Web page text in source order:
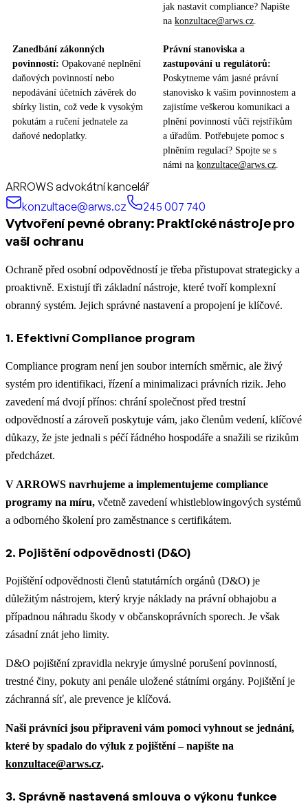
jak nastavit compliance? Napište
na konzultace@arws.cz
Zanedbání zákonných
povinností: Opakované neplnění
daňových povinností nebo
nepodávání účetních závěrek do
sbírky listin, což vede k vysokým
pokutám a ručení jednatele za
daňové nedoplatky.
Právní stanoviska a
zastupování u regulátorů:
Poskytneme vám jasné právní
stanovisko k vašim povinnostem a
zajistíme veškerou komunikaci a
plnění povinností vůči rejstříkům
a úřadům. Potřebujete pomoc s
plněním regulací? Spojte se s
námi na konzultace@arws.cz
ARROWS advokátní kancelář
konzultace@arws.cz
245 007 740
Vytvoření pevné obrany: Praktické nástroje pro
vaši ochranu
Ochraně před osobní odpovědností je třeba přistupovat strategicky a
proaktivně. Existují tři základní nástroje, které tvoří komplexní
obranný systém. Jejich správné nastavení a propojení je klíčové.
1. Efektivní Compliance program
Compliance program není jen soubor interních směrnic, ale živý
systém pro identifikaci, řízení a minimalizaci právních rizik. Jeho
zavedení má dvojí přínos: chrání společnost před trestní
odpovědností a zároveň poskytuje vám, jako členům vedení, klíčové
důkazy, že jste jednali s péčí řádného hospodáře a snažili se rizikům
předcházet.
V ARROWS navrhujeme a implementujeme compliance
programy na míru, včetně zavedení whistleblowingových systémů
a odborného školení pro zaměstnance s certifikátem.
2. Pojištění odpovědnosti (D&O)
Pojištění odpovědnosti členů statutárních orgánů (D&O) je
důležitým nástrojem, který kryje náklady na právní obhajobu a
případnou náhradu škody v občanskoprávních sporech. Je však
zásadní znát jeho limity.
D&O pojištění zpravidla nekryje úmyslné porušení povinností,
trestné činy, pokuty ani penále uložené státními orgány. Pojištění je
záchranná síť, ale prevence je klíčová.
Naši právníci jsou připraveni vám pomoci vyhnout se jednání,
které by spadalo do výluk z pojištění – napište na
konzultace@arws.cz.
3. Správně nastavená smlouva o výkonu funkce